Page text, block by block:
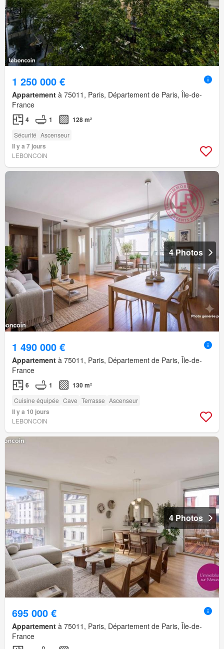
1 250 000 €
Appartement à 75011, Paris, Département de Paris, Île-de-
France
4 1 128 m²
Sécurité Ascenseur
Il y a 7 jours
LEBONCOIN
4 Photos
1 490 000 €
Appartement à 75011, Paris, Département de Paris, Île-de-
France
6 1 130 m²
Cuisine équipée Cave Terrasse Ascenseur
Il y a 10 jours
LEBONCOIN
4 Photos
695 000 €
Appartement à 75011, Paris, Département de Paris, Île-de-
France